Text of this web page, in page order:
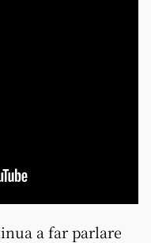
a far parlare